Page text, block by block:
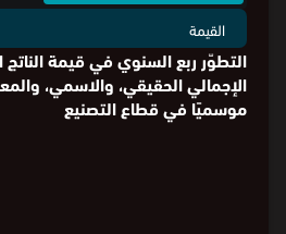
التطوّر ربع السنوي في قيمة الناتج
الإجمالي الحقيقي، والاسمي،
موسميًا في قطاع التصنيع